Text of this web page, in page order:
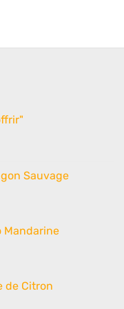
Sauvage
Mandarine
de Citron